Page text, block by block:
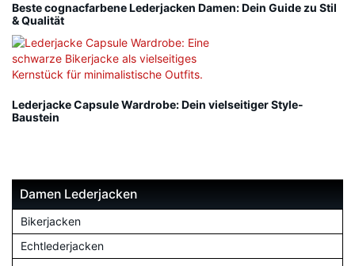
Beste cognacfarbene Lederjacken Damen: Dein Guide zu Stil
& Qualität
Lederjacke Capsule Wardrobe: Dein vielseitiger Style-
Baustein
Damen Lederjacken
Bikerjacken
Echtlederjacken